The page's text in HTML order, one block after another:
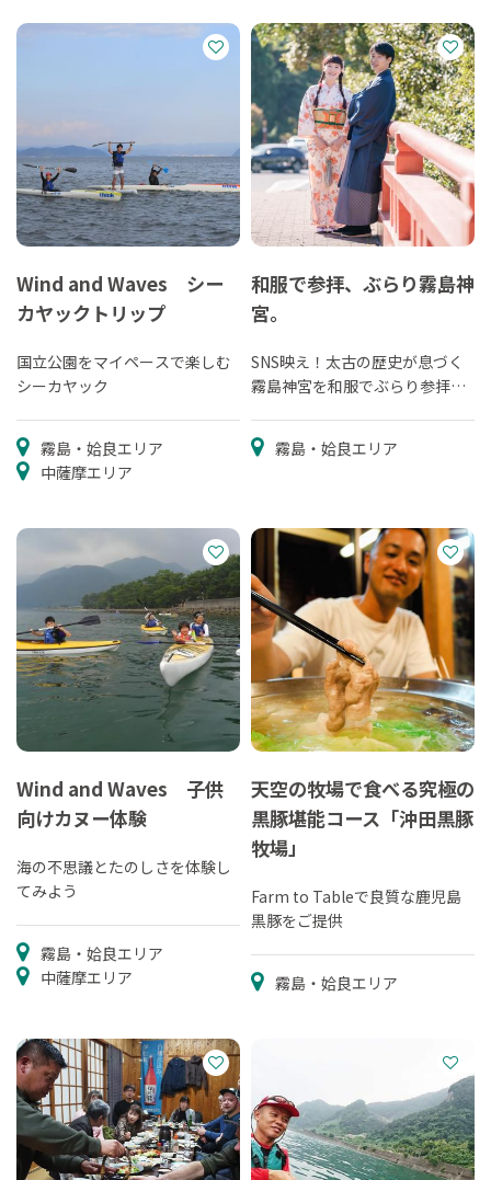
Wind and Waves シー
カヤックトリップ
国立公園をマイペースで楽しむ
シーカヤック
霧島・姶良エリア
中薩摩エリア
和服で参拝、ぶらり霧島神
宮。
SNS映え！太古の歴史が息づく
霧島神宮を和服でぶらり参拝体
霧島・姶良エリア
Wind and Waves 子供
向けカヌー体験
海の不思議とたのしさを体験し
てみよう
霧島・姶良エリア
中薩摩エリア
天空の牧場で食べる究極の
黒豚堪能コース「沖田黒豚
牧場」
Farm to Tableで良質な鹿児島
黒豚をご提供
霧島・姶良エリア